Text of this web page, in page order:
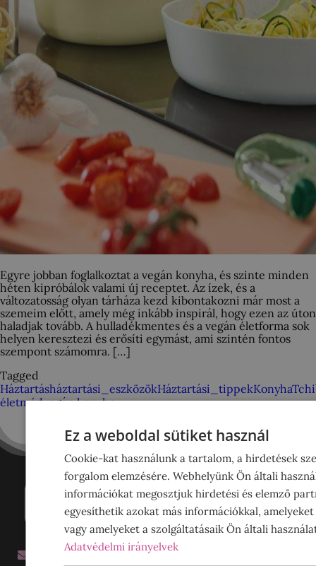
Egyre jobban foglalkoztat a vegán konyha, és szinte minden
héten kipróbálok valami új receptet. Az ízek, és a
változatosság olyan tárháza kezd kibontakozni már most a
szemeim előtt, amely még inkább inspirál, hogy ezen az úton
haladjak tovább. A hulladékmentes és a vegán életforma sok
helyen keresztezi és erősíti egymást, ami szintén fontos
szempont számomra. […]
Tagged
Háztartásháztartási_eszközökHáztartási_tippekKonyha
életmódvegán konyha
info@smarta.hu
Ez a weboldal sütiket használ
Cookie-kat használunk a tartalom, a hirdetések
forgalom elemzésére. Webhelyünk Ön általi
információkat megosztjuk hirdetési és elemző
egyesíthetik azokat más információkkal,
vagy amelyeket a szolgáltatásaik Ön általi
Adatvédelmi irányelvek